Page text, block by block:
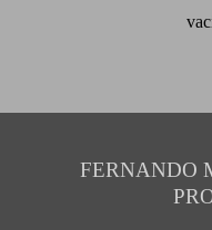
FERNANDO